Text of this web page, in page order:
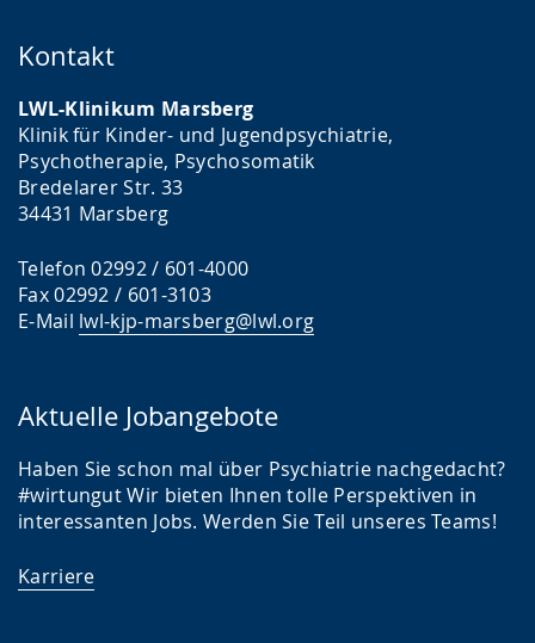
Kontakt
LWL-Klinikum Marsberg
Klinik für Kinder- und Jugendpsychiatrie,
Psychotherapie, Psychosomatik
Bredelarer Str. 33
34431 Marsberg
Telefon 02992 / 601-4000
Fax 02992 / 601-3103
E-Mail lwl-kjp-marsberg@lwl.org
Aktuelle Jobangebote
Haben Sie schon mal über Psychiatrie nachgedacht?
#wirtungut Wir bieten Ihnen tolle Perspektiven in
interessanten Jobs. Werden Sie Teil unseres Teams!
Karriere